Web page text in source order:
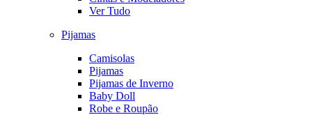
Ver Tudo
Pijamas
Camisolas
Pijamas
Pijamas de Inverno
Baby Doll
Robe e Roupão